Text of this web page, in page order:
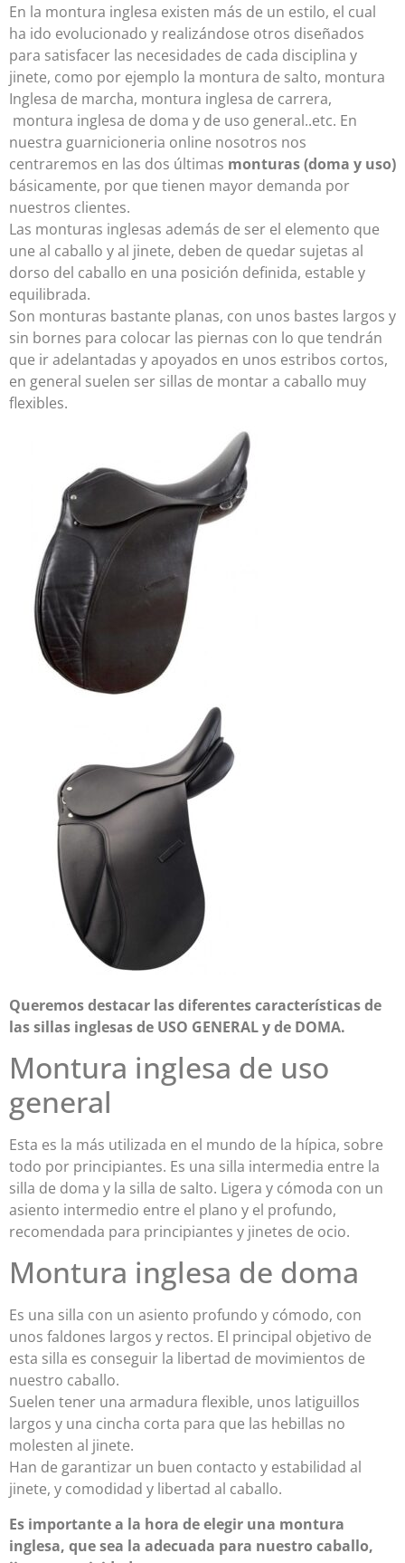
En la montura inglesa existen más de un estilo, el cual
ha ido evolucionado y realizándose otros diseñados
para satisfacer las necesidades de cada disciplina y
jinete, como por ejemplo la montura de salto, montura
Inglesa de marcha, montura inglesa de carrera,
montura inglesa de doma y de uso general..etc. En
nuestra guarnicioneria online nosotros nos
centraremos en las dos últimas monturas (doma y uso)
básicamente, por que tienen mayor demanda por
nuestros clientes.
Las monturas inglesas además de ser el elemento que
une al caballo y al jinete, deben de quedar sujetas al
dorso del caballo en una posición definida, estable y
equilibrada.
Son monturas bastante planas, con unos bastes largos y
sin bornes para colocar las piernas con lo que tendrán
que ir adelantadas y apoyados en unos estribos cortos,
en general suelen ser sillas de montar a caballo muy
flexibles.
Queremos destacar las diferentes características de
las sillas inglesas de USO GENERAL y de DOMA.
Montura inglesa de uso
general
Esta es la más utilizada en el mundo de la hípica, sobre
todo por principiantes. Es una silla intermedia entre la
silla de doma y la silla de salto. Ligera y cómoda con un
asiento intermedio entre el plano y el profundo,
recomendada para principiantes y jinetes de ocio.
Montura inglesa de doma
Es una silla con un asiento profundo y cómodo, con
unos faldones largos y rectos. El principal objetivo de
esta silla es conseguir la libertad de movimientos de
nuestro caballo.
Suelen tener una armadura flexible, unos latiguillos
largos y una cincha corta para que las hebillas no
molesten al jinete.
Han de garantizar un buen contacto y estabilidad al
jinete, y comodidad y libertad al caballo.
Es importante a la hora de elegir una montura
inglesa, que sea la adecuada para nuestro caballo,